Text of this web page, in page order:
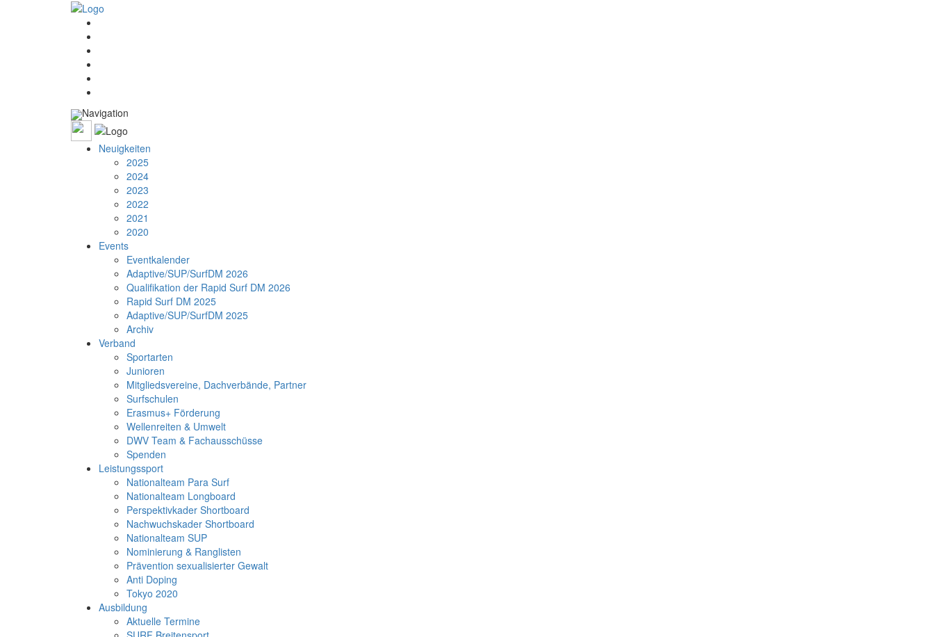
Navigation
Neuigkeiten
2025
2024
2023
2022
2021
2020
Events
Eventkalender
Adaptive/SUP/SurfDM 2026
Qualifikation der Rapid Surf DM 2026
Rapid Surf DM 2025
Adaptive/SUP/SurfDM 2025
Archiv
Verband
Sportarten
Junioren
Mitgliedsvereine, Dachverbände, Partner
Surfschulen
Erasmus+ Förderung
Wellenreiten & Umwelt
DWV Team & Fachausschüsse
Spenden
Leistungssport
Nationalteam Para Surf
Nationalteam Longboard
Perspektivkader Shortboard
Nachwuchskader Shortboard
Nationalteam SUP
Nominierung & Ranglisten
Prävention sexualisierter Gewalt
Anti Doping
Tokyo 2020
Ausbildung
Aktuelle Termine